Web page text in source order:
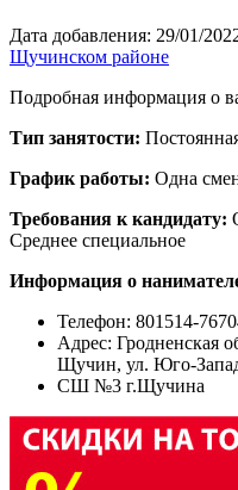
Дата добавления: 29/01/
Щучинском районе
Подробная информация о
Тип занятости:
График работы: Одна
Требования к кандидату:
Среднее специальное
Информация о
Телефон: 801514-
Адрес: Гродненская
Щучин, ул. Юго-
СШ №3 г.Щучина